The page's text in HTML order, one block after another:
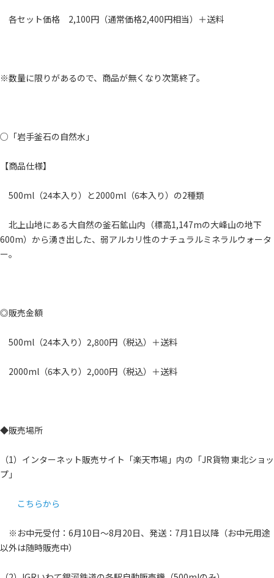
各セット価格 2,100円（通常価格2,400円相当）＋送料
※数量に限りがあるので、商品が無くなり次第終了。
○「岩手釜石の自然水」
【商品仕様】
500ml（24本入り）と2000ml（6本入り）の2種類
北上山地にある大自然の釜石鉱山内（標高1,147mの大峰山の地下
600m）から湧き出した、弱アルカリ性のナチュラルミネラルウォータ
ー。
◎販売金額
500ml（24本入り）2,800円（税込）＋送料
2000ml（6本入り）2,000円（税込）＋送料
◆販売場所
（1）インターネット販売サイト「楽天市場」内の「JR貨物 東北ショッ
プ」
こちらから
※お中元受付：6月10日～8月20日、発送：7月1日以降（お中元用途
以外は随時販売中）